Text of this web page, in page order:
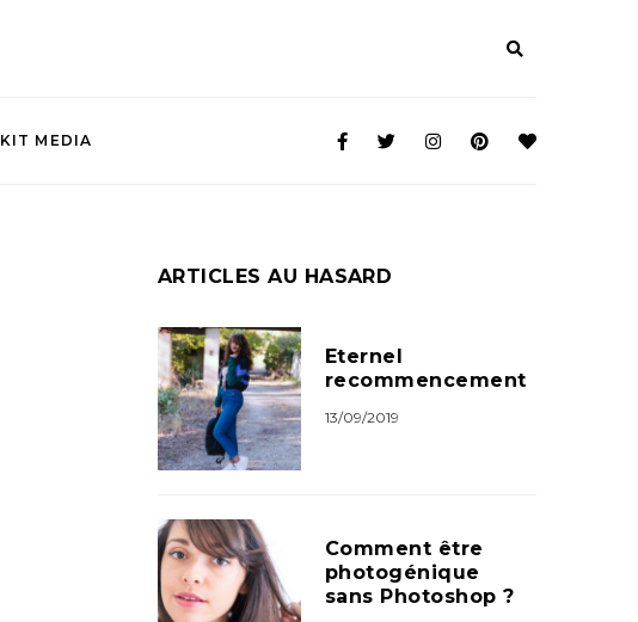
KIT MEDIA
ARTICLES AU HASARD
Eternel
recommencement
13/09/2019
Comment être
photogénique
sans Photoshop ?